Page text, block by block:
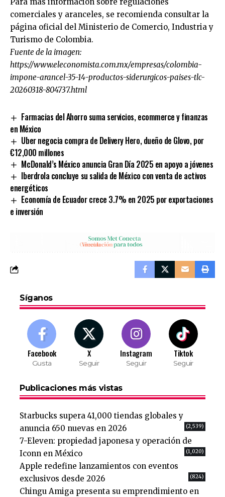
comerciales y aranceles, se recomienda consultar la
página oficial del Ministerio de Comercio, Industria y
Turismo de Colombia.
Fuente de la imagen:
https://www.eleconomista.com.mx/empresas/colombia-
impone-arancel-35-14-productos-siderurgicos-paises-tlc-
20260318-804737.html
Farmacias del Ahorro suma servicios, ecommerce y finanzas
en México
Uber negocia compra de Delivery Hero, dueño de Glovo, por
€12,000 millones
McDonald’s México anuncia Gran Día 2025 en apoyo a jóvenes
Iberdrola concluye su salida de México con venta de activos
energéticos
Economía de Ecuador crece 3.7% en 2025 por exportaciones
e inversión
Síganos
Facebook
Gusta
X
Seguir
Instagram
Seguir
Tiktok
Seguir
Publicaciones más vistas
Starbucks supera 41,000 tiendas globales y
anuncia 650 nuevas en 2026
(2,539)
7-Eleven: propiedad japonesa y operación de
Iconn en México
(1,020)
Apple redefine lanzamientos con eventos
exclusivos desde 2026
(824)
Chingu Amiga presenta su emprendimiento en